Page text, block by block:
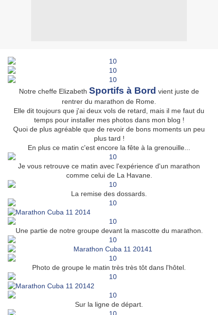
Notre cheffe Elizabeth Sportifs à Bord vient juste de
rentrer du marathon de Rome.
Elle dit toujours que j'ai deux vols de retard, mais il me faut du
temps pour installer mes photos dans mon blog !
Quoi de plus agréable que de revoir de bons moments un peu
plus tard !
En plus ce matin c'est encore la fête à la grenouille...
Je vous retrouve ce matin avec l'expérience d'un marathon
comme celui de La Havane.
La remise des dossards.
Une partie de notre groupe devant la mascotte du marathon.
Photo de groupe le matin très très tôt dans l'hôtel.
Sur la ligne de départ.